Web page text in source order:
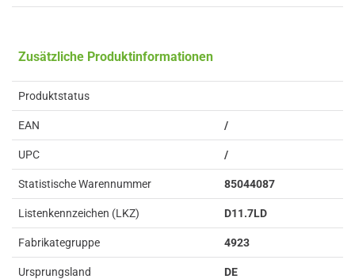
Zusätzliche Produktinformationen
Produktstatus
EAN /
UPC /
Statistische Warennummer 85044087
Listenkennzeichen (LKZ) D11.7LD
Fabrikategruppe 4923
Ursprungsland DE